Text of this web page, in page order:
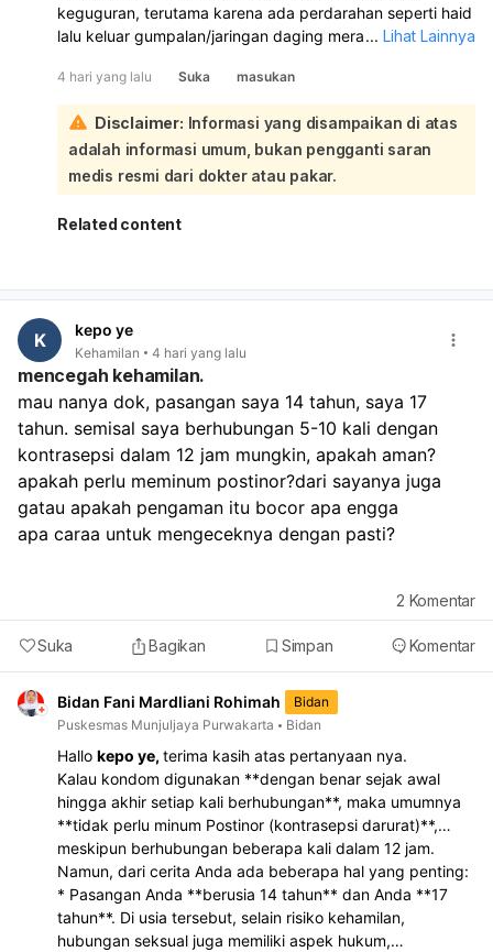
keguguran, terutama karena ada perdarahan seperti haid
lalu keluar gumpalan/jaringan daging merah pekat dan
diperiksa langsung oleh dokter kandungan:
Pada keguguran, darah biasanya lebih banyak, bisa
merah sampai cokelat, berlangsung lebih lama, dan
sering disertai gumpalan jaringan. Tanda lain yang perlu
diwaspadai adalah kram perut, berkurangnya gejala
hamil, atau tes kehamilan yang kemudian menjadi negatif.
Sebaiknya segera periksa ke dokter atau IGD untuk
berupa pemantauan, obat, atau kuretase, tergantung usia
Anda pusing, lemas, atau nyeri perut hebat, segera cari
pertolongan medis.
... Lihat Lainnya
4 hari yang lalu Suka masukan
Disclaimer: Informasi yang disampaikan di atas
adalah informasi umum, bukan pengganti saran
medis resmi dari dokter atau pakar.
Related content
K kepo ye
Kehamilan 4 hari yang lalu
mencegah kehamilan.
mau nanya dok, pasangan saya 14 tahun, saya 17
tahun. semisal saya berhubungan 5-10 kali dengan
kontrasepsi dalam 12 jam mungkin, apakah aman?
apakah perlu meminum postinor?dari sayanya juga
gatau apakah pengaman itu bocor apa engga
apa caraa untuk mengeceknya dengan pasti?
Suka Bagikan Simpan Komentar
2 Komentar
Bidan Fani Mardliani Rohimah
Bidan
Puskesmas Munjuljaya Purwakarta
Bidan
Hallo kepo ye, terima kasih atas pertanyaan nya.
Kalau kondom digunakan **dengan benar sejak awal
hingga akhir setiap kali berhubungan**, maka umumnya
**tidak perlu minum Postinor (kontrasepsi darurat)**,
meskipun berhubungan beberapa kali dalam 12 jam.
Namun, dari cerita Anda ada beberapa hal yang penting:
* Pasangan Anda **berusia 14 tahun** dan Anda **17
tahun**. Di usia tersebut, selain risiko kehamilan,
hubungan seksual juga memiliki aspek hukum,